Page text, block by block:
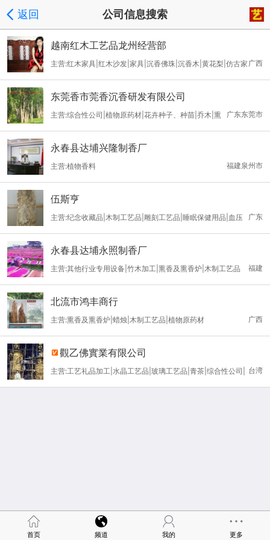
返回 公司信息搜索
越南红木工艺品龙州经营部
广西
主营:红木家具|红木沙发|家具|沉香佛珠|沉香木|黄花梨|仿古家
具|沙发|明清家具|沉香|古典家具|皇宫椅|奇楠沉香|古典红木家具相
东莞香市莞香沉香研发有限公司
广东东莞市
主营:综合性公司|植物原药材|花卉种子、种苗|乔木|熏
香及熏香炉
永春县达埔兴隆制香厂
福建泉州市
主营:植物香料
伍斯亨
广东
主营:纪念收藏品|木制工艺品|雕刻工艺品|睡眠保健用品|血压
调节用品|原料药
永春县达埔永照制香厂
福建
主营:其他行业专用设备|竹木加工|熏香及熏香炉|木制工艺品
北流市鸿丰商行
广西
主营:熏香及熏香炉|蜡烛|木制工艺品|植物原药材
觀乙佛實業有限公司
台湾
主营:工艺礼品加工|水晶工艺品|玻璃工艺品|青茶|综合性公司|
大理石
首页 频道 我的 更多